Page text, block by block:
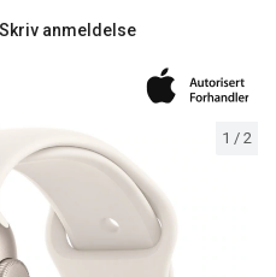
1 / 2
Skriv anmeldelse